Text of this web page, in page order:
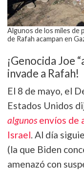
Algunos de los miles de
de Rafah acampan en
¡Genocida Joe
invade a Rafah!
El 8 de mayo, el
Estados Unidos
algunosenvíos de
Israel. Al día
(la que Biden
amenazó con